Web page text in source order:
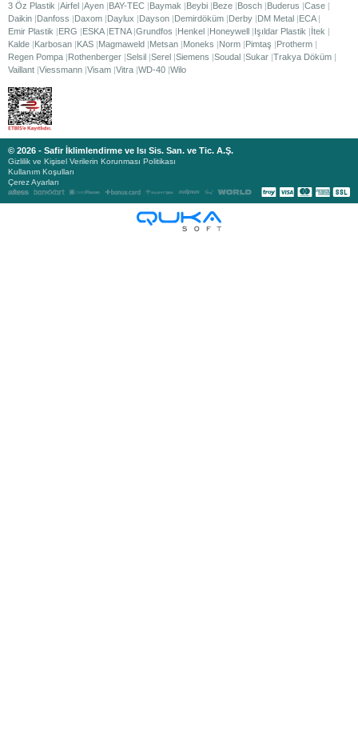
3 Öz Plastik Airfel Ayen BAY-TEC Baymak Beybi Beze Bosch Buderus Case
Daikin Danfoss Daxom Daylux Dayson Demirdöküm Derby DM Metal ECA
Emir Plastik
ERG ESKA ETNA Grundfos Henkel Honeywell Işıldar Plastik
İtek
Kalde Karbosan KAS Magmaweld Metsan Moneks Norm Pimtaş
Protherm
Regen Pompa Rothenberger Selsil Serel Siemens Soudal Sukar Trakya Döküm
Vaillant Viessmann Visam Vitra WD-40 Wilo
© 2026 - Safir İklimlendirme ve Isı Sis. San. ve Tic. A.Ş.
Gizlilik ve Kişisel Verilerin Korunması Politikası
Kullanım Koşulları
Çerez Ayarları